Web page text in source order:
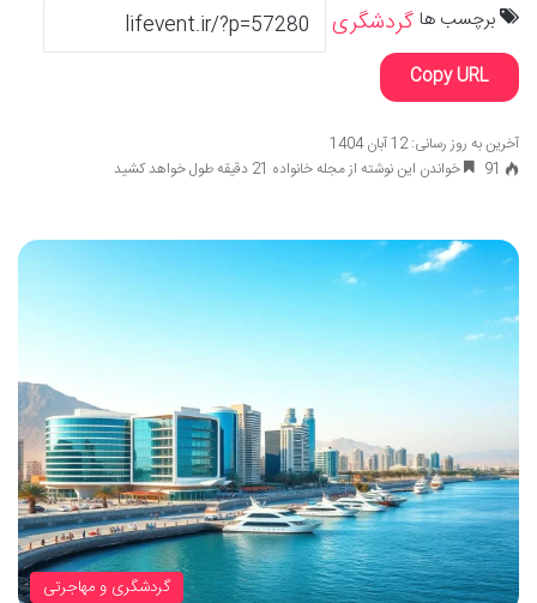
برچسب ها گردشگری
Copy URL
آخرین به روز رسانی: 12 آبان 1404
91
خواندن این نوشته از مجله خانواده 21 دقیقه طول خواهد کشید
گردشگری و مهاجرتی